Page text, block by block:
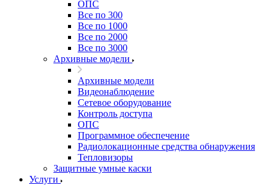
ОПС
Все по 300
Все по 1000
Все по 2000
Все по 3000
Архивные модели
Архивные модели
Видеонаблюдение
Сетевое оборудование
Контроль доступа
ОПС
Программное обеспечение
Радиолокационные средства обнаружения
Тепловизоры
Защитные умные каски
Услуги